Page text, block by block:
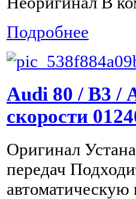
Подробнее
Audi 80 / B3 /
скорости
Оригинал
передач
автоматическую